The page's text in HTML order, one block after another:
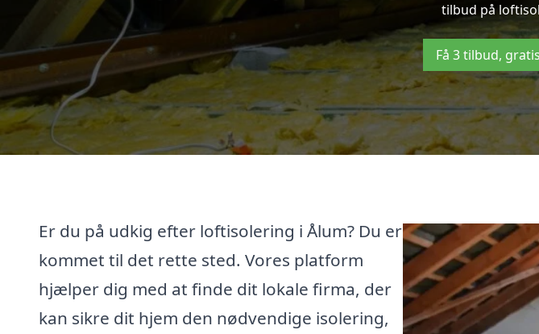
tilbud på
Få 3 tilbud,
Er du på udkig efter loftisolering i Ålum? Du er
kommet til det rette sted. Vores platform
hjælper dig med at finde dit lokale firma, der
kan sikre dit hjem den nødvendige isolering,